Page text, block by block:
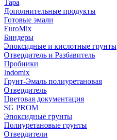
Тара
Дополнительные продукты
Готовые эмали
EuroMix
Биндеры
Эпоксидные и кислотные грунты
Отвердитель и Разбавитель
Пробники
Indomix
Грунт-Эмаль полиуретановая
Отвердитель
Цветовая документация
SG PROM
Эпоксидные грунты
Полиуретановые грунты
Отвердители